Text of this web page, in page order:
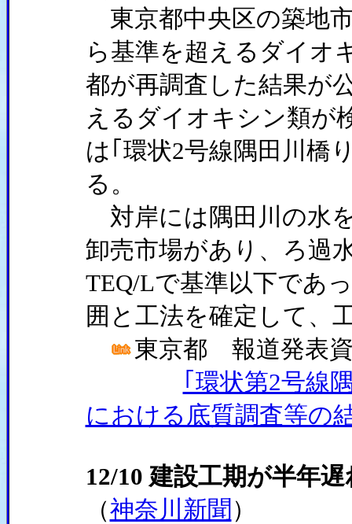
東京都中央区の築地
ら基準を超えるダイオ
都が再調査した結果が
えるダイオキシン類が
は｢環状2号線隅田川橋
る。
対岸には隅田川の水
卸売市場があり、ろ過
TEQ/Lで基準以下であ
囲と工法を確定して、
東京都 報道発表
｢環状第2号線
における底質調査等の
12/10 建設工期が半年
（神奈川新聞 ）